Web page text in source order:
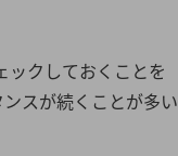
ックしておくことを
スが続くことが多い